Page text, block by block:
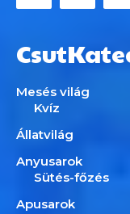
Mesés világ
Kvíz
Állatvilág
Anyusarok
Sütés-főzés
Apusarok